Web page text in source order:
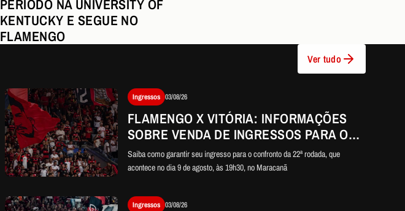
PERÍODO NA UNIVERSITY OF
KENTUCKY E SEGUE NO
FLAMENGO
Ver tudo
Ingressos 03/08/26
FLAMENGO X VITÓRIA: INFORMAÇÕES
SOBRE VENDA DE INGRESSOS PARA O
DUELO PELO BRASILEIRÃO
Saiba como garantir seu ingresso para o confronto da 22ª rodada, que
acontece no dia 9 de agosto, às 19h30, no Maracanã
Ingressos 03/08/26